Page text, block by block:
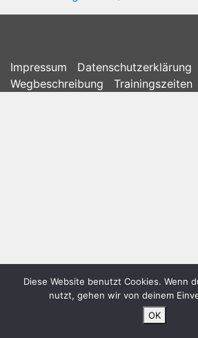
Impressum
Datenschutzerklärung
Wegbeschreibung
Trainingszeiten
Diese Website benutzt Cookies. Wenn
nutzt, gehen wir von deinem
OK